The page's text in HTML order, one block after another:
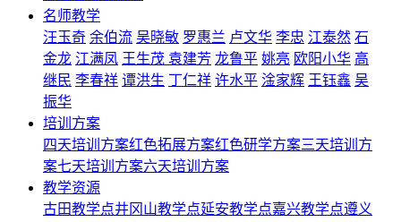
名师教学
汪玉奇 余伯流 吴晓敏 罗惠兰 卢文华 李忠 江泰然 石
金龙 江满凤 王生茂 袁建芳 龙鲁平 姚亮 欧阳小华 高
继民 李春祥 谭洪生 丁仁祥 许水平 淦家辉 王钰鑫 吴
振华
培训方案
四天培训方案红色拓展方案红色研学方案三天培训方
案七天培训方案六天培训方案
教学资源
古田教学点井冈山教学点延安教学点嘉兴教学点遵义